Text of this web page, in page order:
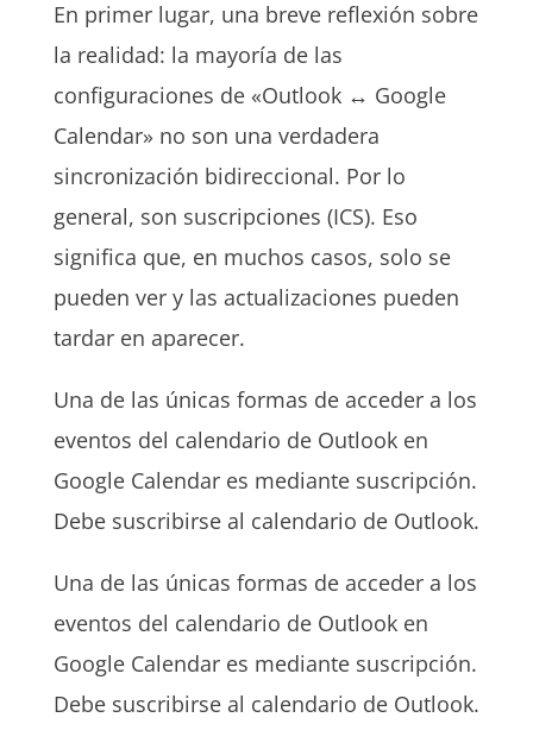
En primer lugar, una breve reflexión sobre
la realidad: la mayoría de las
configuraciones de «Outlook ↔ Google
Calendar» no son una verdadera
sincronización bidireccional. Por lo
general, son suscripciones (ICS). Eso
significa que, en muchos casos, solo se
pueden ver y las actualizaciones pueden
tardar en aparecer.
Una de las únicas formas de acceder a los
eventos del calendario de Outlook en
Google Calendar es mediante suscripción.
Debe suscribirse al calendario de Outlook.
Una de las únicas formas de acceder a los
eventos del calendario de Outlook en
Google Calendar es mediante suscripción.
Debe suscribirse al calendario de Outlook.